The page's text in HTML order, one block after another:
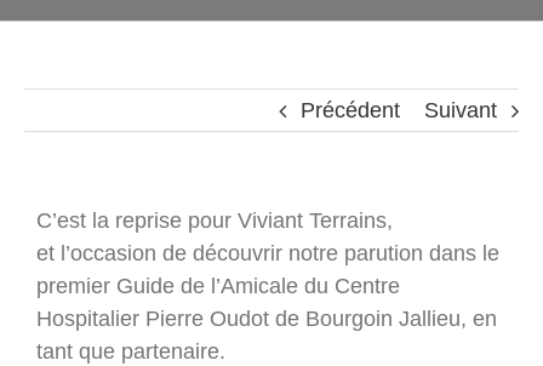
Précédent Suivant
C’est la reprise pour Viviant Terrains,
et l’occasion de découvrir notre parution dans le
premier Guide de l’Amicale du Centre
Hospitalier Pierre Oudot de Bourgoin Jallieu, en
tant que partenaire.